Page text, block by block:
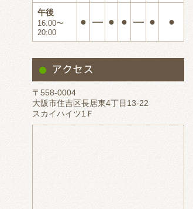
2023.10
2023.9
2023.8
2023.7
2023.6
2023.5
2023.4
午後
16:00〜
20:00
● ― ● ● ― ● ●
アクセス
〒558-0004
大阪市住吉区長居東4丁目13-22
スカイハイツ1Ｆ